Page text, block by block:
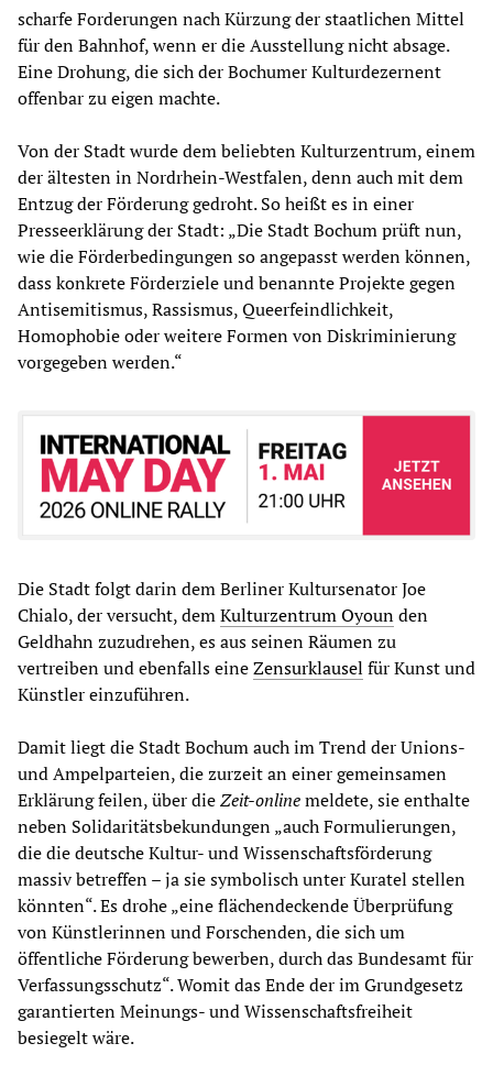
scharfe Forderungen nach Kürzung der staatlichen Mittel
für den Bahnhof, wenn er die Ausstellung nicht absage.
Eine Drohung, die sich der Bochumer Kulturdezernent
offenbar zu eigen machte.
Von der Stadt wurde dem beliebten Kulturzentrum, einem
der ältesten in Nordrhein-Westfalen, denn auch mit dem
Entzug der Förderung gedroht. So heißt es in einer
Presseerklärung der Stadt: „Die Stadt Bochum prüft nun,
wie die Förderbedingungen so angepasst werden können,
dass konkrete Förderziele und benannte Projekte gegen
Antisemitismus, Rassismus, Queerfeindlichkeit,
Homophobie oder weitere Formen von Diskriminierung
vorgegeben werden.“
Die Stadt folgt darin dem Berliner Kultursenator Joe
Chialo, der versucht, demKulturzentrum Oyounden
Geldhahn zuzudrehen, es aus seinen Räumen zu
vertreiben und ebenfalls eineZensurklausel für Kunst und
Künstler einzuführen.
Damit liegt die Stadt Bochum auch im Trend der Unions-
und Ampelparteien, die zurzeit an einer gemeinsamen
Erklärung feilen, über dieZeit-onlinemeldete, sie enthalte
neben Solidaritätsbekundungen „auch Formulierungen,
die die deutsche Kultur- und Wissenschaftsförderung
massiv betreffen – ja sie symbolisch unter Kuratel stellen
könnten“. Es drohe „eine flächendeckende Überprüfung
von Künstlerinnen und Forschenden, die sich um
öffentliche Förderung bewerben, durch das Bundesamt für
Verfassungsschutz“. Womit das Ende der im Grundgesetz
garantierten Meinungs- und Wissenschaftsfreiheit
besiegelt wäre.